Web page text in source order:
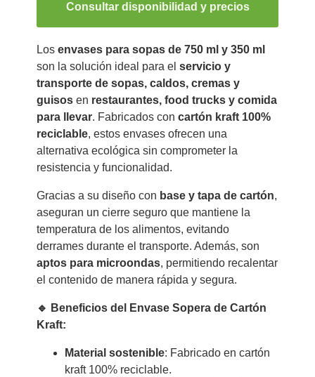
Consultar disponibilidad y precios
Los envases para sopas de 750 ml y 350 ml
son la solución ideal para el servicio y
transporte de sopas, caldos, cremas y
guisosen restaurantes, food trucks y comida
para llevar. Fabricados con cartón kraft 100%
reciclable, estos envases ofrecen una
alternativa ecológica sin comprometer la
resistencia y funcionalidad.
Gracias a su diseño con base y tapa de cartón,
aseguran un cierre seguro que mantiene la
temperatura de los alimentos, evitando
derrames durante el transporte. Además, son
aptos para microondas, permitiendo recalentar
el contenido de manera rápida y segura.
🔹 Beneficios del Envase Sopera de Cartón
Kraft:
Material sostenible: Fabricado en cartón
kraft 100% reciclable.